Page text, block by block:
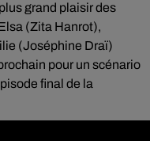
grand plaisir des
(Zita Hanrot),
(Joséphine Draï)
pour un scénario
final de la